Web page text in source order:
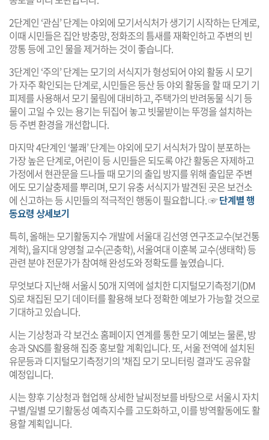
2단계인 ‘관심’ 단계는 야외에 모기서식처가 생기기 시작하는 단계로,
이때 시민들은 집안 방충망, 정화조의 틈새를 재확인하고 주변의 빈
깡통 등에 고인 물을 제거하는 것이 좋습니다.
3단계인 ‘주의’ 단계는 모기의 서식지가 형성되어 야외 활동 시 모기
가 자주 확인되는 단계로, 시민들은 등산 등 야외 활동을 할 때 모기 기
피제를 사용해서 모기 물림에 대비하고, 주택가의 반려동물 식기 등
물이 고일 수 있는 용기는 뒤집어 놓고 빗물받이는 뚜껑을 설치하는
등 주변 환경을 개선합니다.
마지막 4단계인 ‘불쾌’ 단계는 야외에 모기 서식처가 많이 분포하는
가장 높은 단계로, 어린이 등 시민들은 되도록 야간 활동은 자제하고
가정에서 현관문을 드나들 때 모기의 출입 방지를 위해 출입문 주변
에도 모기살충제를 뿌리며, 모기 유충 서식지가 발견된 곳은 보건소
에 신고하는 등 시민들의 적극적인 행동이 필요합니다. ☞단계별 행
동요령 상세보기
특히, 올해는 모기활동지수 개발에 서울대 김선영 연구조교수(보건통
계학), 을지대 양영철 교수(곤충학), 서울여대 이훈복 교수(생태학) 등
관련 분야 전문가가 참여해 완성도와 정확도를 높였습니다.
무엇보다 지난해 서울시 50개 지역에 설치한 디지털모기측정기(DM
S)로 채집된 모기 데이터를 활용해 보다 정확한 예보가 가능할 것으로
기대하고 있습니다.
시는 기상청과 각 보건소 홈페이지 연계를 통한 모기 예보는 물론, 방
송과 SNS를 활용해 집중 홍보할 계획입니다. 또, 서울 전역에 설치된
유문등과 디지털모기측정기의 '채집 모기 모니터링 결과'도 공유할
예정입니다.
시는 향후 기상청과 협업해 상세한 날씨정보를 바탕으로 서울시 자치
구별/일별 모기활동성 예측지수를 고도화하고, 이를 방역활동에도 활
용할 계획입니다.